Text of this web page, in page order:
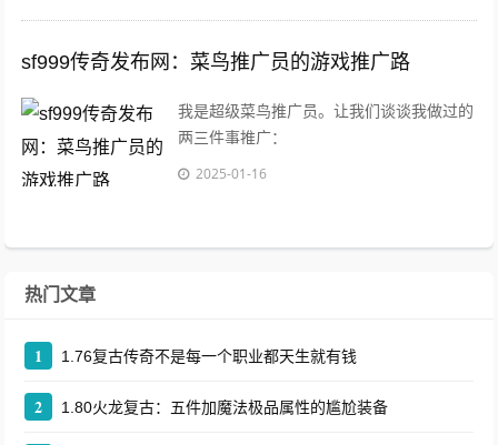
sf999传奇发布网：菜鸟推广员的游戏推广路
我是超级菜鸟推广员。让我们谈谈我做过的
两三件事推广：
2025-01-16
热门文章
1 1.76复古传奇不是每一个职业都天生就有钱
2 1.80火龙复古：五件加魔法极品属性的尴尬装备